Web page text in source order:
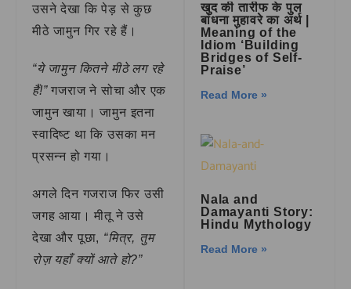
उसने देखा कि पेड़ से कुछ
मीठे जामुन गिर रहे हैं।
“ये जामुन कितने मीठे लग रहे
हैं!”गजराज ने सोचा और एक
जामुन खाया। जामुन इतना
स्वादिष्ट था कि उसका मन
प्रसन्न हो गया।
अगले दिन गजराज फिर उसी
जगह आया। मीतू ने उसे
देखा और पूछा, “मित्र, तुम
रोज़ यहाँ क्यों आते हो?”
खुद की तारीफ के पुल
बांधना मुहावरे का अर्थ |
Meaning of the
Idiom ‘Building
Bridges of Self-
Praise’
Read More »
Nala and
Damayanti Story:
Hindu Mythology
Read More »